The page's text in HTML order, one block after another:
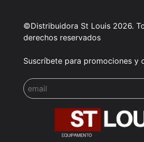
©Distribuidora St Louis 2026.
derechos reservados
Suscríbete para promociones y